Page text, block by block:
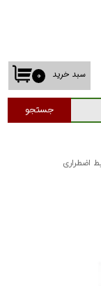
جستجو
۰ سبد خرید
اضطراری